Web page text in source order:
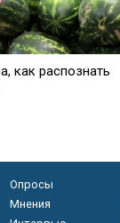
как распознать
Опросы
Мнения